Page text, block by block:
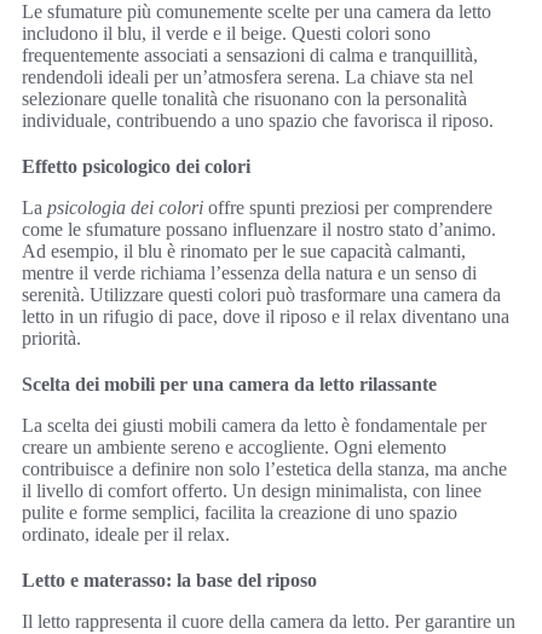
Le sfumature più comunemente scelte per una camera da letto
includono il blu, il verde e il beige. Questi colori sono
frequentemente associati a sensazioni di calma e tranquillità,
rendendoli ideali per un’atmosfera serena. La chiave sta nel
selezionare quelle tonalità che risuonano con la personalità
individuale, contribuendo a uno spazio che favorisca il riposo.
Effetto psicologico dei colori
La psicologia dei colori offre spunti preziosi per comprendere
come le sfumature possano influenzare il nostro stato d’animo.
Ad esempio, il blu è rinomato per le sue capacità calmanti,
mentre il verde richiama l’essenza della natura e un senso di
serenità. Utilizzare questi colori può trasformare una camera da
letto in un rifugio di pace, dove il riposo e il relax diventano una
priorità.
Scelta dei mobili per una camera da letto rilassante
La scelta dei giusti mobili camera da letto è fondamentale per
creare un ambiente sereno e accogliente. Ogni elemento
contribuisce a definire non solo l’estetica della stanza, ma anche
il livello di comfort offerto. Un design minimalista, con linee
pulite e forme semplici, facilita la creazione di uno spazio
ordinato, ideale per il relax.
Letto e materasso: la base del riposo
Il letto rappresenta il cuore della camera da letto. Per garantire un